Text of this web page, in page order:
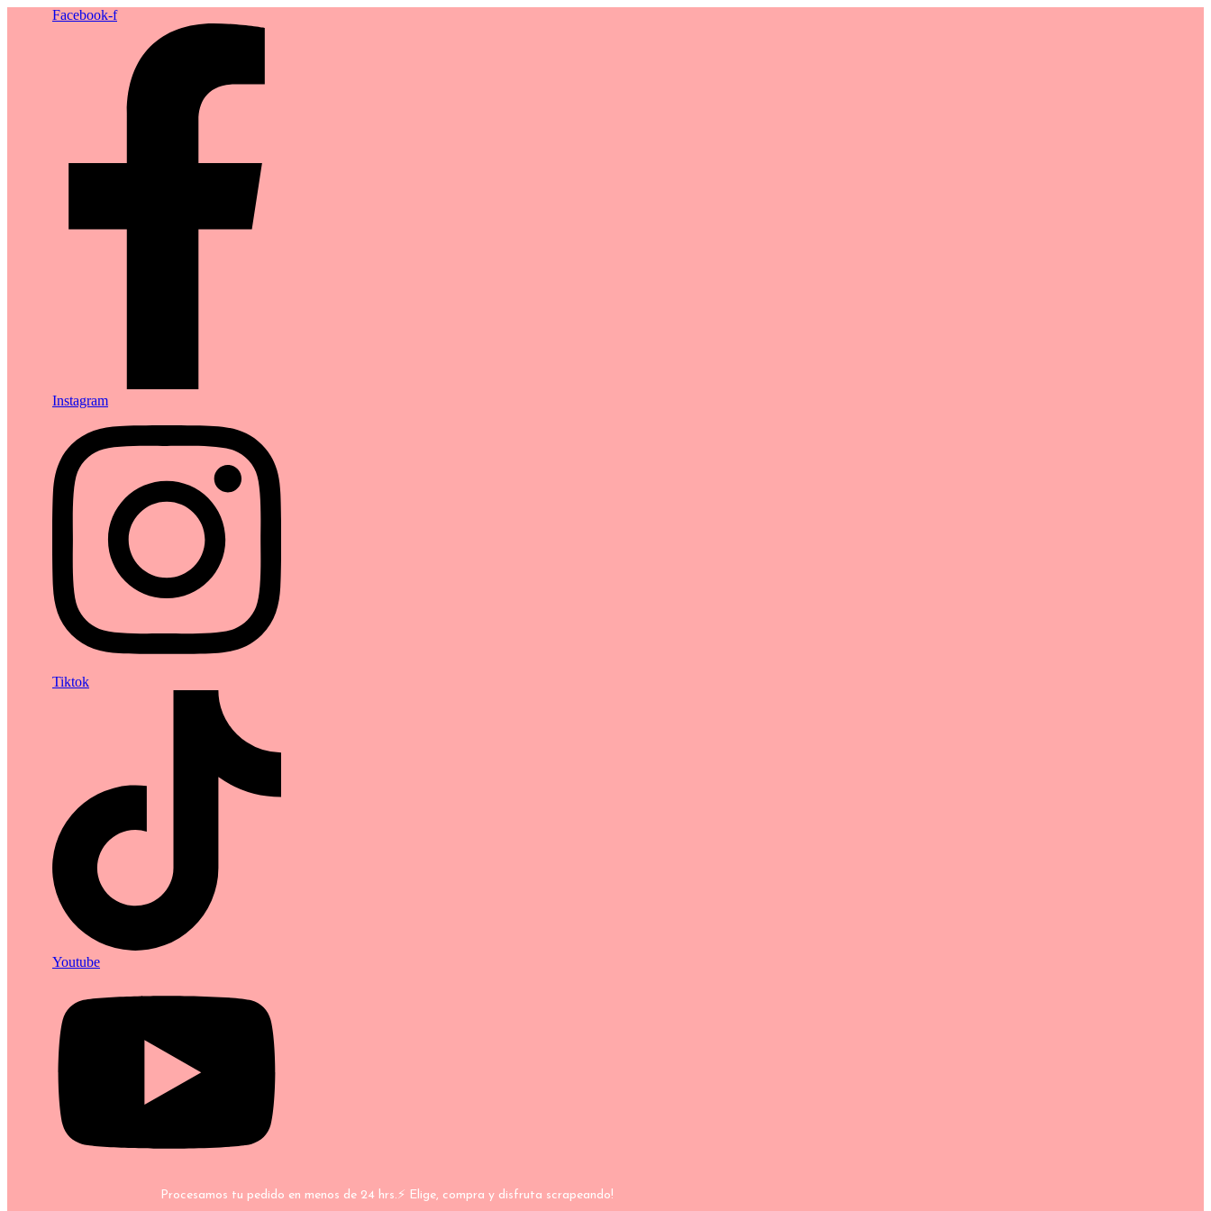
Facebook-f
Instagram
Tiktok
Youtube
Procesamos tu pedido en menos de 24 hrs.⚡ Elige, compra y disfruta scrapeando!